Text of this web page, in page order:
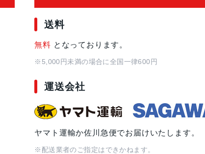
送料
無料 となっております。
※5,000円未満の場合に全国一律600円
運送会社
ヤマト運輸か佐川急便でお届けいたします。
※配送業者のご指定はできかねます。